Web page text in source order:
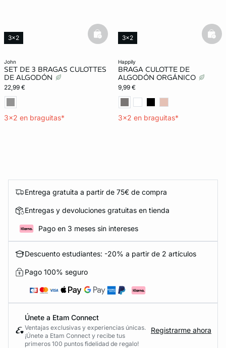
john
SET DE 3 BRAGAS CULOTTES
DE ALGODÓN
22,99 €
3x2 en braguitas*
3x2
basketfull
happily
BRAGA CULOTTE DE
ALGODÓN ORGÁNICO
9,99 €
3x2 en braguitas*
3x2
Entrega gratuita a partir de 75€ de compra
Entregas y devoluciones gratuitas en tienda
Pago en 3 meses sin intereses
Descuento estudiantes: -20% a partir de 2 artículos
Pago 100% seguro
Únete a Etam Connect
Ventajas exclusivas y experiencias únicas.
¡Únete a Etam Connect y recibe tus
primeros 100 puntos fidelidad de regalo!
Registrarme ahora